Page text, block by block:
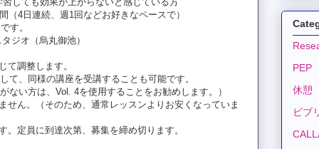
（4日連続、週1回などお好きなペースで）
す。
ジオ（烏丸御池）
て調整します。
て、同様の講座を受講することも可能です。
ない方は、Vol. 4を使用することをお勧めします。）
せん。（そのため、通常レッスンよりお安くなっていま
定員に到達次第、募集を締め切ります。
PEP
休憩
ビブ